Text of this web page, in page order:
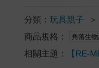
分類：玩具親子 ＞
商品規格：
相關主題：
【RE-